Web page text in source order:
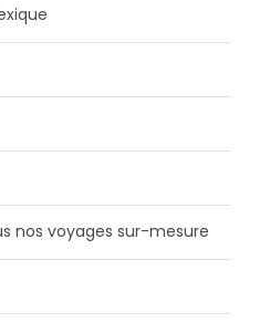
nos voyages sur-mesure